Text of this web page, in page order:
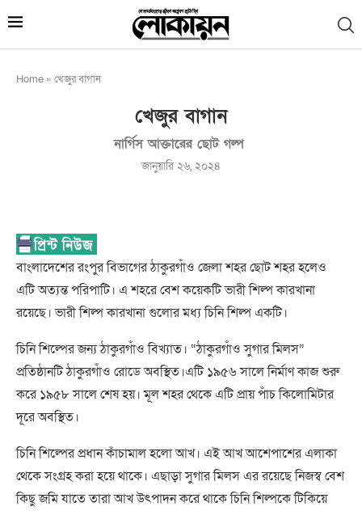
Home » খেজুর বাগান
খেজুর বাগান
নার্গিস আক্তারের ছোট গল্প
জানুয়ারি ২৬, ২০২৪
বাংলাদেশের রংপুর বিভাগের ঠাকুরগাঁও জেলা শহর ছোট শহর হলেও
এটি অত্যন্ত পরিপাটি। এ শহরে বেশ কয়েকটি ভারী শিল্প কারখানা
রয়েছে। ভারী শিল্প কারখানা গুলোর মধ্য চিনি শিল্প একটি।
চিনি শিল্পের জন্য ঠাকুরগাঁও বিখ্যাত। “ঠাকুরগাঁও সুগার মিলস”
প্রতিষ্ঠানটি ঠাকুরগাঁও রোডে অবস্থিত।এটি ১৯৫৬ সালে নির্মাণ কাজ শুরু
করে ১৯৫৮ সালে শেষ হয়। মূল শহর থেকে এটি প্রায় পাঁচ কিলোমিটার
দূরে অবস্থিত।
চিনি শিল্পের প্রধান কাঁচামাল হলো আখ। এই আখ আশেপাশের এলাকা
থেকে সংগ্রহ করা হয়ে থাকে। এছাড়া সুগার মিলস এর রয়েছে নিজস্ব বেশ
কিছু জমি যাতে তারা আখ উৎপাদন করে থাকে চিনি শিল্পকে টিকিয়ে